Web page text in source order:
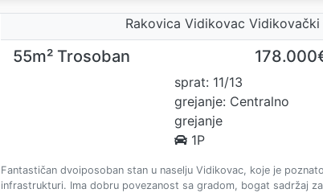
Rakovica Vidikovac Vidikovački
55m² Trosoban
sprat: 11/13
grejanje: Centralno
grejanje
1P
Fantastičan dvoiposoban stan u naselju Vidikovac, koje je
infrastrukturi. Ima dobru povezanost sa gradom, bogat sadržaj